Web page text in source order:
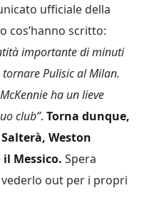
ufficiale della
cos’hanno scritto:
importante di minuti
Pulisic al Milan.
ha un lieve
club”. Torna dunque,
Weston
Messico. Spera
out per i propri